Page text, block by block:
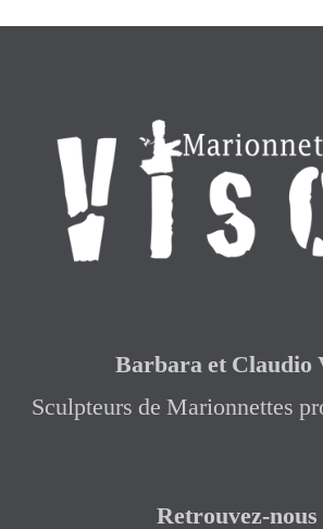
Barbara et Claudio
Sculpteurs de Marionnettes
Retrouvez-nous